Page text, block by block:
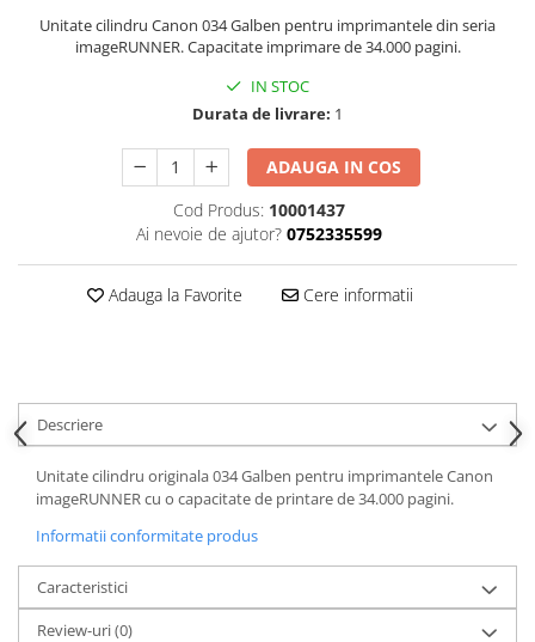
Unitate cilindru Canon 034 Galben pentru imprimantele din seria
imageRUNNER. Capacitate imprimare de 34.000 pagini.
IN STOC
Durata de livrare: 1
ADAUGA IN COS
Cod Produs: 10001437
Ai nevoie de ajutor? 0752335599
Adauga la Favorite Cere informatii
Descriere
Unitate cilindru originala 034 Galben pentru imprimantele Canon
imageRUNNER cu o capacitate de printare de 34.000 pagini.
Informatii conformitate produs
Caracteristici
Review-uri(0)